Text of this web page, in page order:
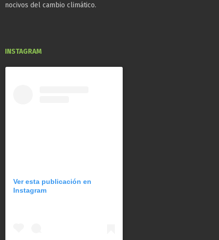
nocivos del cambio climático.
INSTAGRAM
Ver esta publicación en
Instagram